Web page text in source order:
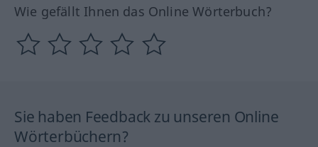
Wie gefällt Ihnen das Online Wörterbuch?
Sie haben Feedback zu unseren Online
Wörterbüchern?